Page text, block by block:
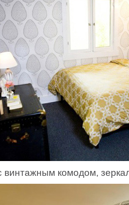
винтажным комодом,